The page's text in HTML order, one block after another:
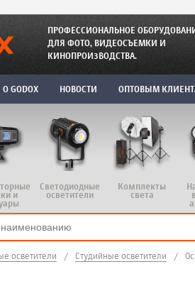
ПРОФЕССИОНАЛЬНОЕ
ДЛЯ ФОТО, ВИДЕОСЪЕМКИ И
КИНОПРОИЗВОДСТВА.
O GODOX НОВОСТИ ОПТОВЫМ
и
Светодиодные
осветители
Комплекты
света
осветители / Студийные осветители /